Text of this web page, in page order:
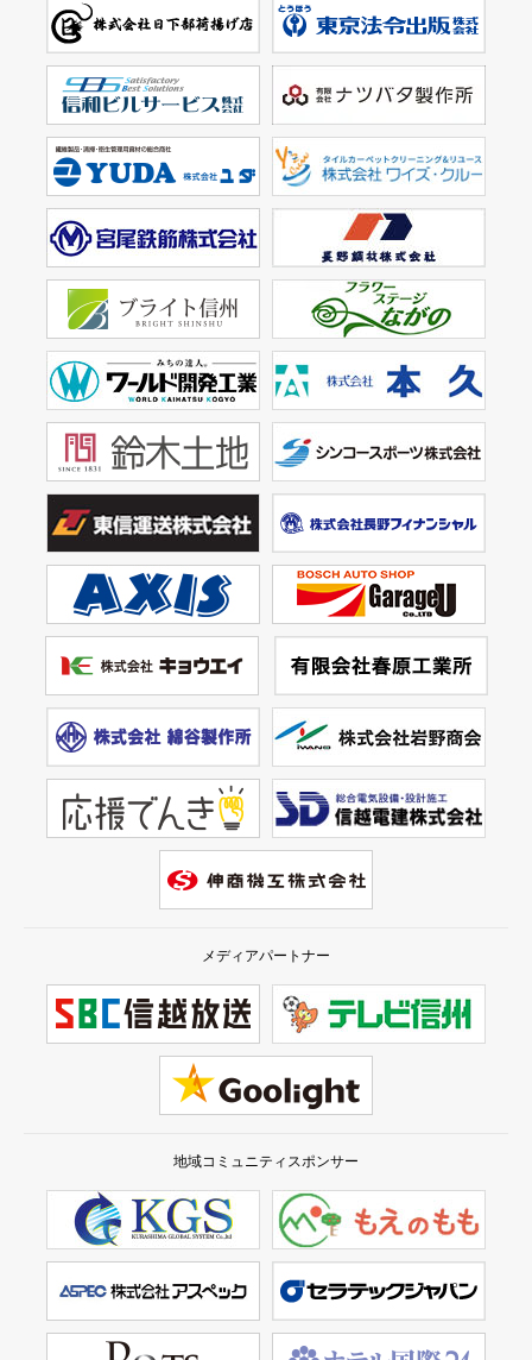
メディアパートナー
地域コミュニティスポンサー